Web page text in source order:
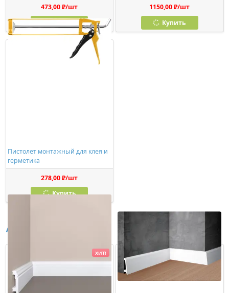
473,00 ₽/шт
Купить
1150,00 ₽/шт
Купить
Пистолет монтажный для клея и
герметика
278,00 ₽/шт
Купить
Аналоги
ХИТ!